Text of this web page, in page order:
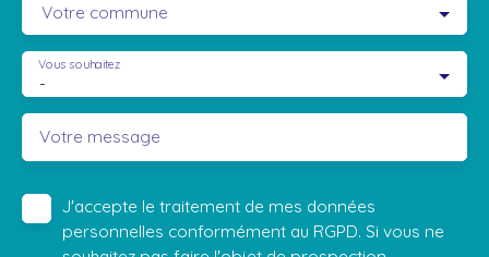
Votre commune
-
Vous souhaitez
Votre message
J'accepte le traitement de mes données
personnelles conformément au RGPD. Si vous ne